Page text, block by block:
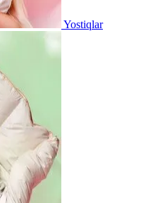
Yostiqlar